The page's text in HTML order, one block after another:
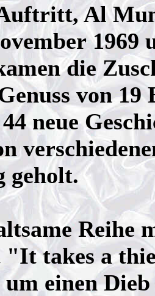
Al
1969
die
von 19
neue
geholt.
Reihe
takes a
um einen